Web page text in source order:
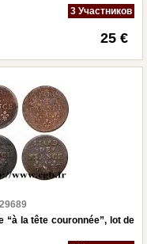
3 Участников
25 €
“à la tête couronnée”, lot de